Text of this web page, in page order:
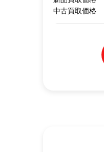
中古買取価格